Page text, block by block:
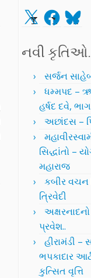
X Facebook
Bluesky
નવી
સર્જન સાહેબ
ધમ્મપદ –
હર્ષદ દવે,
અછાંદસ –
સિદ્ધાંતો –
મહારાજ
કબીર વચન
ત્રિવેદી
અક્ષરનાદનો
પ્રવેશ..
હીરામંડી
ભપકાદાર
કુત્સિત વૃત્તિ